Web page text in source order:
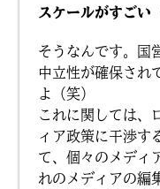
スケールがすごい
そうなんです。国
中立性が確保され
よ（笑）
これに関しては、
ィア政策に干渉す
て、個々のメディ
れのメディアの編